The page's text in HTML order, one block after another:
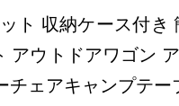
ト 収納ケース付き
アウトドアワゴン
チェアキャンプテー